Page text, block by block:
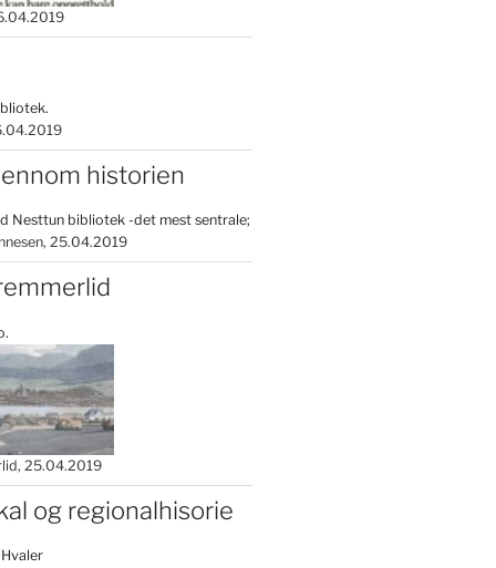
historien
Nesttun bibliotek -det mest sentrale;
25.04.2019
25.04.2019
og regionalhisorie